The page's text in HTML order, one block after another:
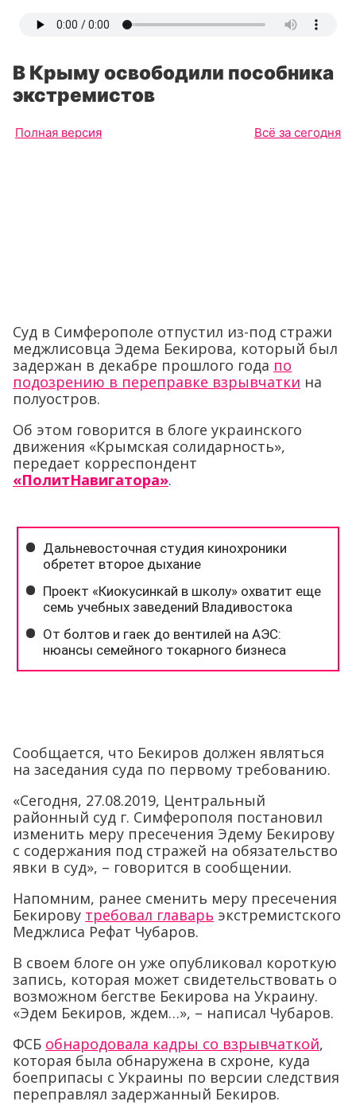
В Крыму освободили пособника
экстремистов
Полная версия Всё за сегодня
Суд в Симферополе отпустил из-под стражи
меджлисовца Эдема Бекирова, который был
задержан в декабре прошлого года по
подозрению в переправке взрывчатки на
полуостров.
Об этом говорится в блоге украинского
движения «Крымская солидарность»,
передает корреспондент
«ПолитНавигатора».
Сообщается, что Бекиров должен являться
на заседания суда по первому требованию.
«Сегодня, 27.08.2019, Центральный
районный суд г. Симферополя постановил
изменить меру пресечения Эдему Бекирову
с содержания под стражей на обязательство
явки в суд», – говорится в сообщении.
Напомним, ранее сменить меру пресечения
Бекирову требовал главарь экстремистского
Меджлиса Рефат Чубаров.
В своем блоге он уже опубликовал короткую
запись, которая может свидетельствовать о
возможном бегстве Бекирова на Украину.
«Эдем Бекиров, ждем…», – написал Чубаров.
ФСБ обнародовала кадры со взрывчаткой,
которая была обнаружена в схроне, куда
боеприпасы с Украины по версии следствия
переправлял задержанный Бекиров.